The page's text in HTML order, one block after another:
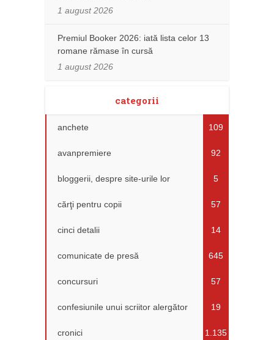
1 august 2026
Premiul Booker 2026: iată lista celor 13
romane rămase în cursă
1 august 2026
categorii
anchete 109
avanpremiere 92
bloggerii, despre site-urile lor 5
cărţi pentru copii 57
cinci detalii 14
comunicate de presă 645
concursuri 57
confesiunile unui scriitor alergător 19
cronici 1.135